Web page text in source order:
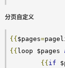
分页自定义
{{ $pages=
{{ loop $pages
{{ if